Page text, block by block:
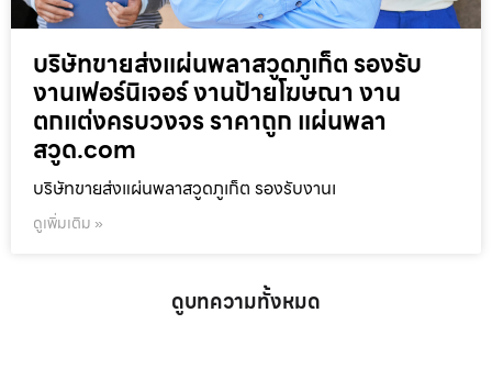
บริษัทขายส่งแผ่นพลาสวูดภูเก็ต รองรับ
งานเฟอร์นิเจอร์ งานป้ายโฆษณา งาน
ตกแต่งครบวงจร ราคาถูก แผ่นพลา
สวูด.com
บริษัทขายส่งแผ่นพลาสวูดภูเก็ต รองรับงานเ
ดูเพิ่มเติม »
ดูบทความทั้งหมด